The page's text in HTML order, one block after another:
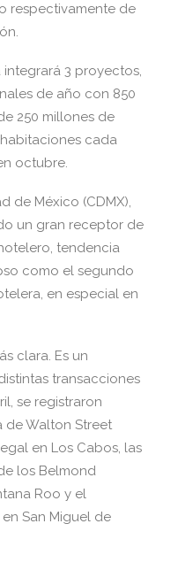
respectivamente de
integrará 3 proyectos,
de año con 850
250 millones de
cada
octubre.
de México (CDMX),
un gran receptor de
tendencia
como el segundo
en especial en
clara. Es un
transacciones
se registraron
Walton Street
en Los Cabos, las
los Belmond
Roo y el
San Miguel de